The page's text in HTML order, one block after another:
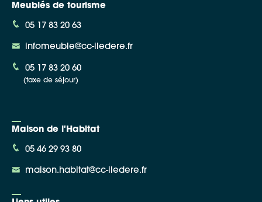
Meublés de tourisme
05 17 83 20 63
infomeuble@cc-iledere.fr
05 17 83 20 60
(taxe de séjour)
Maison de l'Habitat
05 46 29 93 80
maison.habitat@cc-iledere.fr